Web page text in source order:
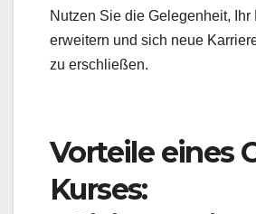
Nutzen Sie die Gelegenheit, Ihr
erweitern und sich neue
zu erschließen.
Vorteile eines
Kurses: